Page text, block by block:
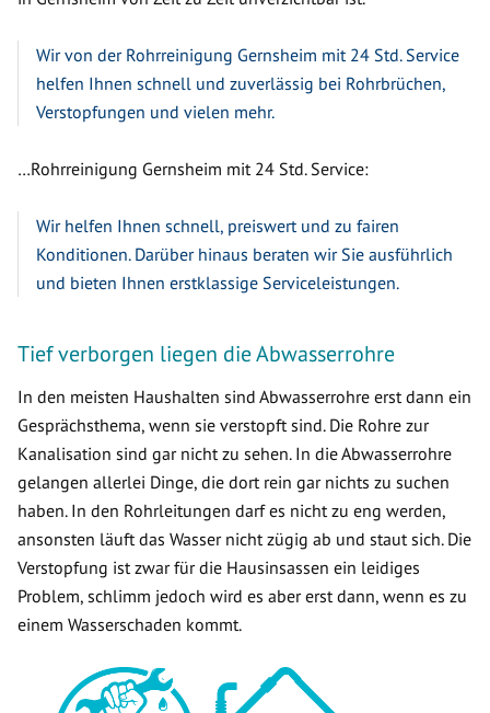
Wir von der Rohrreinigung Gernsheim mit 24 Std. Service
helfen Ihnen schnell und zuverlässig bei Rohrbrüchen,
Verstopfungen und vielen mehr.
…Rohrreinigung Gernsheim mit 24 Std. Service:
Wir helfen Ihnen schnell, preiswert und zu fairen
Konditionen. Darüber hinaus beraten wir Sie ausführlich
und bieten Ihnen erstklassige Serviceleistungen.
Tief verborgen liegen die Abwasserrohre
In den meisten Haushalten sind Abwasserrohre erst dann ein
Gesprächsthema, wenn sie verstopft sind. Die Rohre zur
Kanalisation sind gar nicht zu sehen. In die Abwasserrohre
gelangen allerlei Dinge, die dort rein gar nichts zu suchen
haben. In den Rohrleitungen darf es nicht zu eng werden,
ansonsten läuft das Wasser nicht zügig ab und staut sich. Die
Verstopfung ist zwar für die Hausinsassen ein leidiges
Problem, schlimm jedoch wird es aber erst dann, wenn es zu
einem Wasserschaden kommt.